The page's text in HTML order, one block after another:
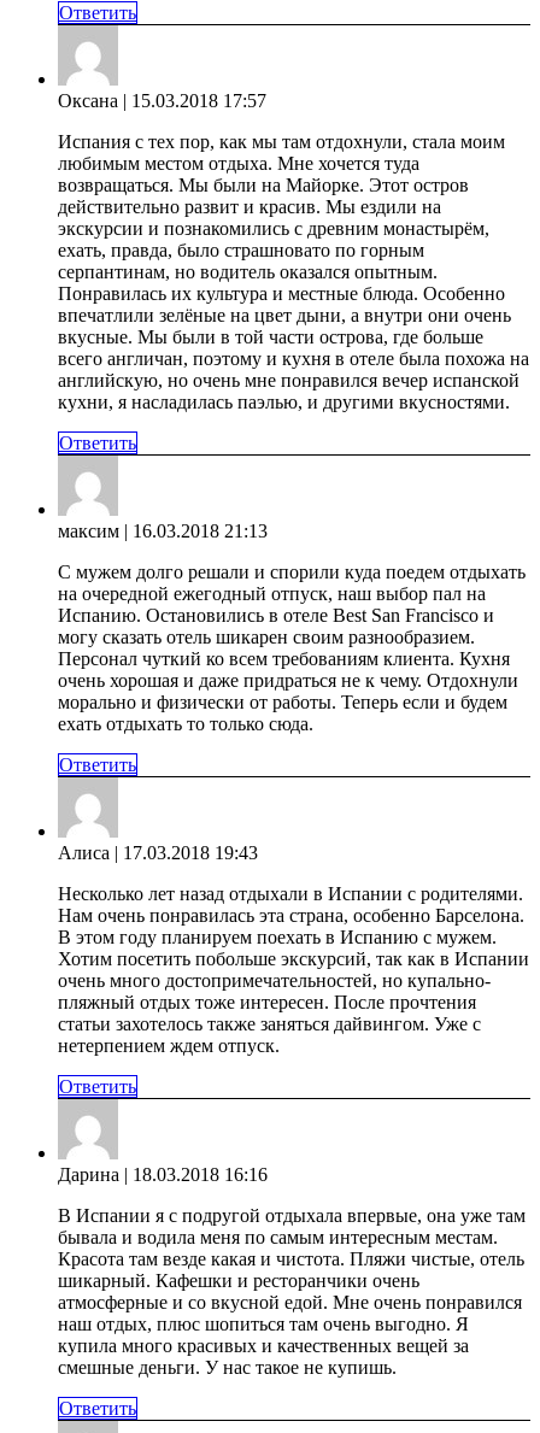
Ответить
Оксана
| 15.03.2018 17:57
Испания с тех пор, как мы там отдохнули, стала моим
любимым местом отдыха. Мне хочется туда
возвращаться. Мы были на Майорке. Этот остров
действительно развит и красив. Мы ездили на
экскурсии и познакомились с древним монастырём,
ехать, правда, было страшновато по горным
серпантинам, но водитель оказался опытным.
Понравилась их культура и местные блюда. Особенно
впечатлили зелёные на цвет дыни, а внутри они очень
вкусные. Мы были в той части острова, где больше
всего англичан, поэтому и кухня в отеле была похожа на
английскую, но очень мне понравился вечер испанской
кухни, я насладилась паэлью, и другими вкусностями.
Ответить
максим
| 16.03.2018 21:13
С мужем долго решали и спорили куда поедем отдыхать
на очередной ежегодный отпуск, наш выбор пал на
Испанию. Остановились в отеле Best San Francisco и
могу сказать отель шикарен своим разнообразием.
Персонал чуткий ко всем требованиям клиента. Кухня
очень хорошая и даже придраться не к чему. Отдохнули
морально и физически от работы. Теперь если и будем
ехать отдыхать то только сюда.
Ответить
Алиса
| 17.03.2018 19:43
Несколько лет назад отдыхали в Испании с родителями.
Нам очень понравилась эта страна, особенно Барселона.
В этом году планируем поехать в Испанию с мужем.
Хотим посетить побольше экскурсий, так как в Испании
очень много достопримечательностей, но купально-
пляжный отдых тоже интересен. После прочтения
статьи захотелось также заняться дайвингом. Уже с
нетерпением ждем отпуск.
Ответить
Дарина
| 18.03.2018 16:16
В Испании я с подругой отдыхала впервые, она уже там
бывала и водила меня по самым интересным местам.
Красота там везде какая и чистота. Пляжи чистые, отель
шикарный. Кафешки и ресторанчики очень
атмосферные и со вкусной едой. Мне очень понравился
наш отдых, плюс шопиться там очень выгодно. Я
купила много красивых и качественных вещей за
смешные деньги. У нас такое не купишь.
Ответить